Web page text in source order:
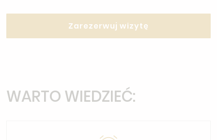
Zarezerwuj wizytę
WARTO WIEDZIEĆ: